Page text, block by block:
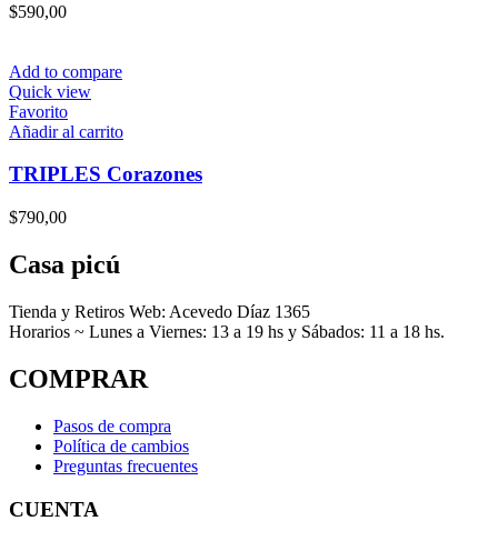
de
$590,00
Add to compare
Quick view
Favorito
Añadir al carrito
TRIPLES Corazones
$790,00
Casa picú
Tienda y Retiros Web: Acevedo Díaz 1365
Horarios ~ Lunes a Viernes: 13 a 19 hs y Sábados: 11 a 18 hs.
COMPRAR
Pasos de compra
Política de cambios
Preguntas frecuentes
CUENTA